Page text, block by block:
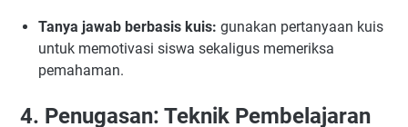
Tanya jawab berbasis kuis: gunakan pertanyaan kuis
untuk memotivasi siswa sekaligus memeriksa
pemahaman.
4. Penugasan: Teknik Pembelajaran